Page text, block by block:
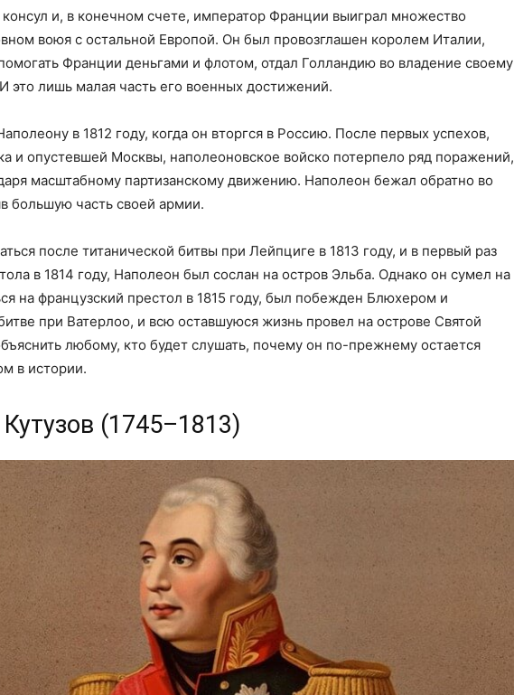
и, в конечном счете, император Франции выиграл множество
воюя с остальной Европой. Он был провозглашен королем Италии,
Франции деньгами и флотом, отдал Голландию во владение своему
это лишь малая часть его военных достижений.
в 1812 году, когда он вторгся в Россию. После первых успехов,
и опустевшей Москвы, наполеоновское войско потерпело ряд поражений,
масштабному партизанскому движению. Наполеон бежал обратно во
большую часть своей армии.
после титанической битвы при Лейпциге в 1813 году, и в первый раз
в 1814 году, Наполеон был сослан на остров Эльба. Однако он сумел на
на французский престол в 1815 году, был побежден Блюхером и
при Ватерлоо, и всю оставшуюся жизнь провел на острове Святой
любому, кто будет слушать, почему он по-прежнему остается
в истории.
(1745–1813)